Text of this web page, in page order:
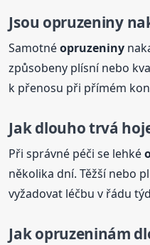
Jsou opruzeniny
Samotnéopruzeniny
způsobeny plísní nebo
k přenosu při přímém
Jak dlouho trvá
Při správné péči se lehké
několika dní. Těžší nebo
vyžadovat léčbu v řádu
Jak opruzeninám